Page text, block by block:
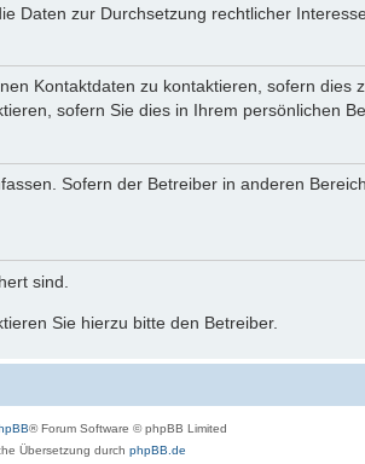
Daten zur Durchsetzung rechtlicher
Kontaktdaten zu kontaktieren, sofern
sofern Sie dies in Ihrem persönlichen
Sofern der Betreiber in anderen
sind.
Sie hierzu bitte den Betreiber.
® Forum Software © phpBB Limited
Übersetzung durch phpBB.de